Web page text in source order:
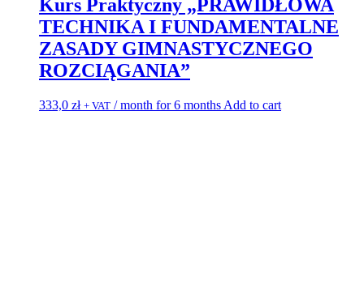
Kurs Praktyczny „PRAWIDŁOWA
TECHNIKA I FUNDAMENTALNE
ZASADY GIMNASTYCZNEGO
ROZCIĄGANIA”
333,0 zł + VAT / month for 6 months Add to cart